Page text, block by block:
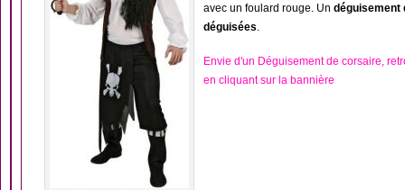
avec un foulard rouge. Un déguisement
déguisées.
Envie d'un Déguisement de corsaire,
en cliquant sur la bannière